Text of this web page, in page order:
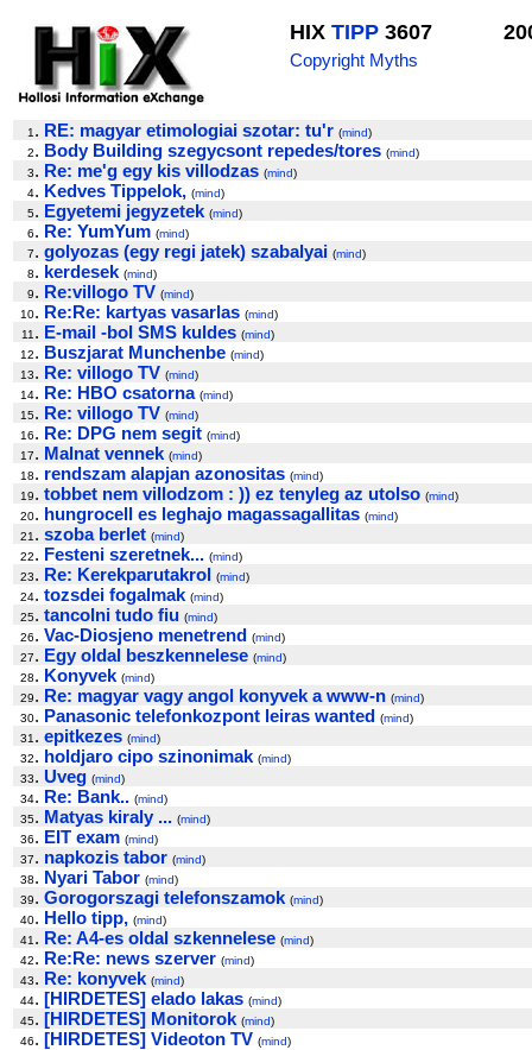
HIX TIPP 3607
Copyright Myths
1 . RE: magyar etimologiai szotar: tu'r (mind)
2. Body Building szegycsont repedes/tores (mind)
3. Re: me'g egy kis villodzas (mind)
4. Kedves Tippelok, (mind)
5. Egyetemi jegyzetek (mind)
6. Re: YumYum (mind)
7. golyozas (egy regi jatek) szabalyai (mind)
8. kerdesek (mind)
9. Re:villogo TV (mind)
10. Re:Re: kartyas vasarlas (mind)
11 . E-mail -bol SMS kuldes (mind)
12. Buszjarat Munchenbe (mind)
13. Re: villogo TV (mind)
14. Re: HBO csatorna (mind)
15. Re: villogo TV (mind)
16. Re: DPG nem segit (mind)
17. Malnat vennek (mind)
18. rendszam alapjan azonositas (mind)
19. tobbet nem villodzom : )) ez tenyleg az utolso (mind)
20. hungrocell es leghajo magassagallitas (mind)
21 . szoba berlet (mind)
22. Festeni szeretnek... (mind)
23. Re: Kerekparutakrol (mind)
24. tozsdei fogalmak (mind)
25. tancolni tudo fiu (mind)
26. Vac-Diosjeno menetrend (mind)
27. Egy oldal beszkennelese (mind)
28. Konyvek (mind)
29. Re: magyar vagy angol konyvek a www-n (mind)
30. Panasonic telefonkozpont leiras wanted (mind)
31 . epitkezes (mind)
32. holdjaro cipo szinonimak (mind)
33. Uveg (mind)
34. Re: Bank.. (mind)
35. Matyas kiraly ... (mind)
36. EIT exam (mind)
37. napkozis tabor (mind)
38. Nyari Tabor (mind)
39. Gorogorszagi telefonszamok (mind)
40. Hello tipp, (mind)
41 . Re: A4-es oldal szkennelese (mind)
42. Re:Re: news szerver (mind)
43. Re: konyvek (mind)
44. [HIRDETES] elado lakas (mind)
45. [HIRDETES] Monitorok (mind)
46. [HIRDETES] Videoton TV (mind)